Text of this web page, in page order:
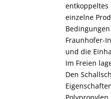
entkoppeltes
einzelne
Fraunhofer-
und die
Im Freien
Den